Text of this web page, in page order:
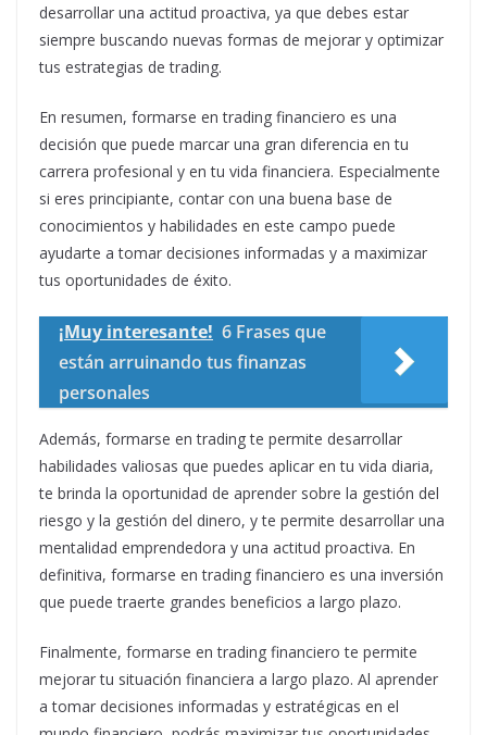
desarrollar una actitud proactiva, ya que debes estar
siempre buscando nuevas formas de mejorar y optimizar
tus estrategias de trading.
En resumen, formarse en trading financiero es una
decisión que puede marcar una gran diferencia en tu
carrera profesional y en tu vida financiera. Especialmente
si eres principiante, contar con una buena base de
conocimientos y habilidades en este campo puede
ayudarte a tomar decisiones informadas y a maximizar
tus oportunidades de éxito.
¡Muy interesante! 6 Frases que
están arruinando tus finanzas
personales
Además, formarse en trading te permite desarrollar
habilidades valiosas que puedes aplicar en tu vida diaria,
te brinda la oportunidad de aprender sobre la gestión del
riesgo y la gestión del dinero, y te permite desarrollar una
mentalidad emprendedora y una actitud proactiva. En
definitiva, formarse en trading financiero es una inversión
que puede traerte grandes beneficios a largo plazo.
Finalmente, formarse en trading financiero te permite
mejorar tu situación financiera a largo plazo. Al aprender
a tomar decisiones informadas y estratégicas en el